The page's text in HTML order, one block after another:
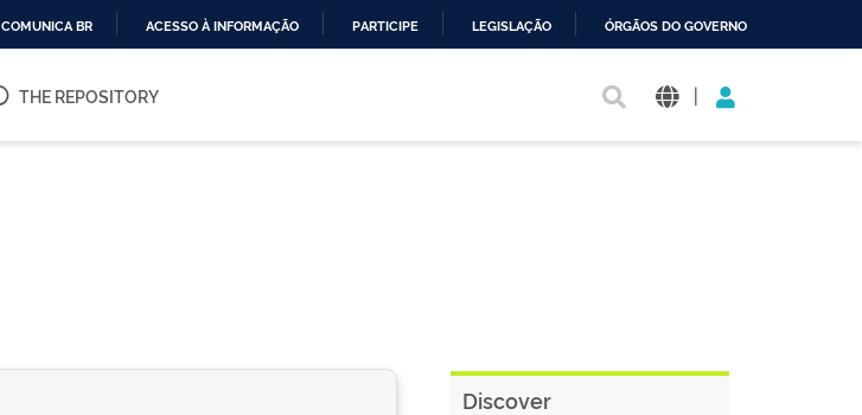
O
COMUNICA BR ACESSO À INFORMAÇÃO PARTICIPE LEGISLAÇÃO ÓRGÃOS DO GOVERNO
THE REPOSITORY |
Discover